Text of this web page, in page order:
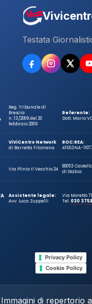
Testata
Reg. Tribunale di
Brescia
n. 13/2009 del 20
febbraio 2009
Referente:
Dott. Mario
ViViCentro Network
di Barretta Filomena
ROC:
41663
REA:
NA-
Via Plinio Il Vecchio 24
80053
di Stabia
Assistente legale:
Avv. Luca Zuppelli
Via Moretto
Tel.030
Privacy Policy
Cookie Policy
Immagini di repertorio